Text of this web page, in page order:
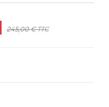
245,00 €TTC